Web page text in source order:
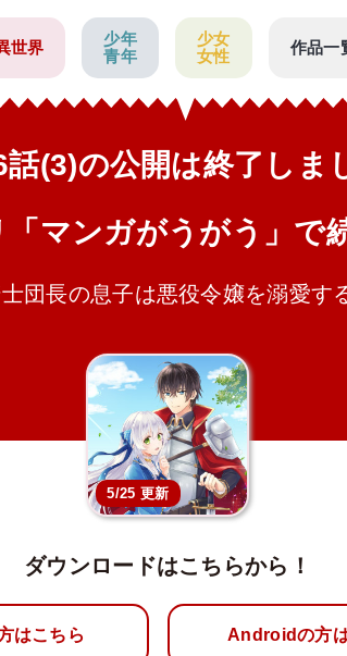
世界
少年
青年
少女
女性
作品一
話(3)の公開は終了しま
マンガがうがう」で
団長の息子は悪役令嬢を溺愛す
5/25 更新
ダウンロードはこちらから！
はこちら Androidの方